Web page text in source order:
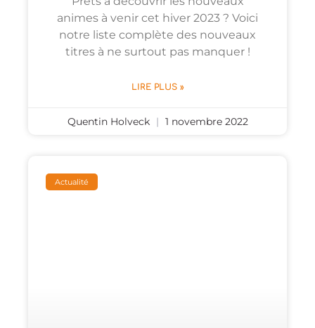
animes à venir cet hiver 2023 ? Voici
notre liste complète des nouveaux
titres à ne surtout pas manquer !
LIRE PLUS »
Quentin Holveck 1 novembre 2022
Actualité